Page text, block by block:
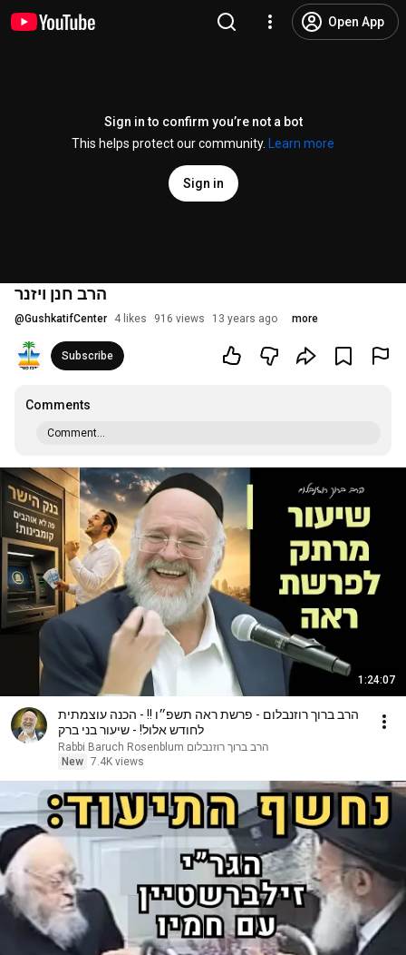
Open App
Sign in to confirm you’re not a bot
This helps protect our community.
Learn more
Sign in
הרב חנן ויזנר
@GushkatifCenter 4 likes 916 views 13 years ago more
Subscribe
Comments
Comment...
1:24:07
הרב ברוך רוזנבלום - פרשת ראה תשפ״ו !! - הכנה עוצמתית
לחודש אלול! - שיעור בני ברק
הרב ברוך רוזנבלום Rabbi Baruch Rosenblum
New 7.4K views